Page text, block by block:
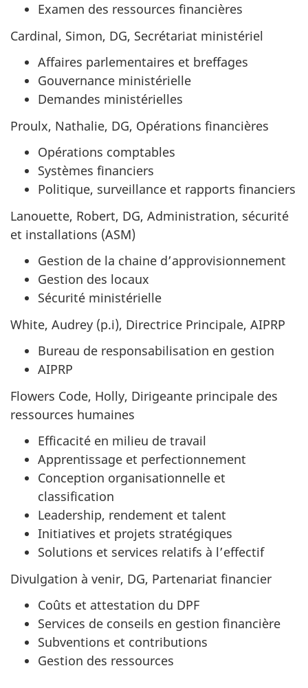
Examen des ressources financières
Cardinal, Simon, DG, Secrétariat ministériel
Affaires parlementaires et breffages
Gouvernance ministérielle
Demandes ministérielles
Proulx, Nathalie, DG, Opérations financières
Opérations comptables
Systèmes financiers
Politique, surveillance et rapports financiers
Lanouette, Robert, DG, Administration, sécurité
et installations (ASM)
Gestion de la chaine d’approvisionnement
Gestion des locaux
Sécurité ministérielle
White, Audrey (p.i), Directrice Principale, AIPRP
Bureau de responsabilisation en gestion
AIPRP
Flowers Code, Holly, Dirigeante principale des
ressources humaines
Efficacité en milieu de travail
Apprentissage et perfectionnement
Conception organisationnelle et
classification
Leadership, rendement et talent
Initiatives et projets stratégiques
Solutions et services relatifs à l’effectif
Divulgation à venir, DG, Partenariat financier
Coûts et attestation du DPF
Services de conseils en gestion financière
Subventions et contributions
Gestion des ressources